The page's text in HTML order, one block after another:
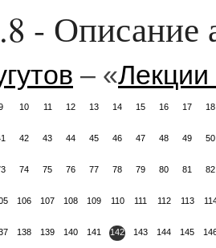
- Описание
– «
10 11 12 13 14 15 16 17 18
42 43 44 45 46 47 48 49 50
74 75 76 77 78 79 80 81 82
106 107 108 109 110 111 112 113
138 139 140 141 142 143 144 145